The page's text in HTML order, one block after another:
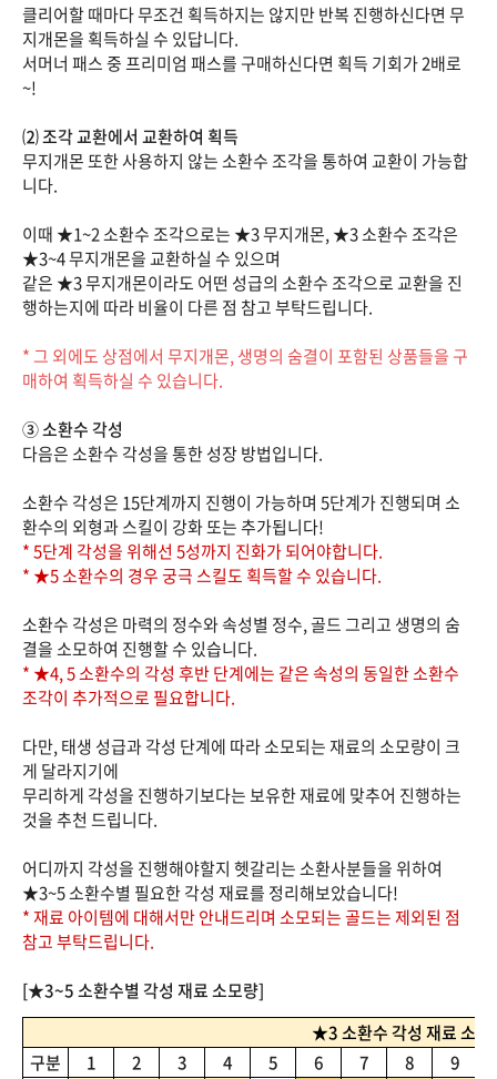
클리어할 때마다 무조건 획득하지는 않지만 반복 진행하신다면 무
지개몬을 획득하실 수 있답니다.
서머너 패스 중 프리미엄 패스를 구매하신다면 획득 기회가 2배로
~!
⑵ 조각 교환에서 교환하여 획득
무지개몬 또한 사용하지 않는 소환수 조각을 통하여 교환이 가능합
니다.
이때 ★1~2 소환수 조각으로는 ★3 무지개몬, ★3 소환수 조각은
★3~4 무지개몬을 교환하실 수 있으며
같은 ★3 무지개몬이라도 어떤 성급의 소환수 조각으로 교환을 진
행하는지에 따라 비율이 다른 점 참고 부탁드립니다.
* 그 외에도 상점에서 무지개몬, 생명의 숨결이 포함된 상품들을 구
매하여 획득하실 수 있습니다.
③ 소환수 각성
다음은 소환수 각성을 통한 성장 방법입니다.
소환수 각성은 15단계까지 진행이 가능하며 5단계가 진행되며 소
환수의 외형과 스킬이 강화 또는 추가됩니다!
* 5단계 각성을 위해선 5성까지 진화가 되어야합니다.
* ★5 소환수의 경우 궁극 스킬도 획득할 수 있습니다.
소환수 각성은 마력의 정수와 속성별 정수, 골드 그리고 생명의 숨
결을 소모하여 진행할 수 있습니다.
* ★4, 5 소환수의 각성 후반 단계에는 같은 속성의 동일한 소환수
조각이 추가적으로 필요합니다.
다만, 태생 성급과 각성 단계에 따라 소모되는 재료의 소모량이 크
게 달라지기에
무리하게 각성을 진행하기보다는 보유한 재료에 맞추어 진행하는
것을 추천 드립니다.
어디까지 각성을 진행해야할지 헷갈리는 소환사분들을 위하여
★3~5 소환수별 필요한 각성 재료를 정리해보았습니다!
* 재료 아이템에 대해서만 안내드리며 소모되는 골드는 제외된 점
참고 부탁드립니다.
[★3~5 소환수별 각성 재료 소모량]
★3 소환수 각성 재료 소모
구분
1 2 3 4 5 6 7 8 9